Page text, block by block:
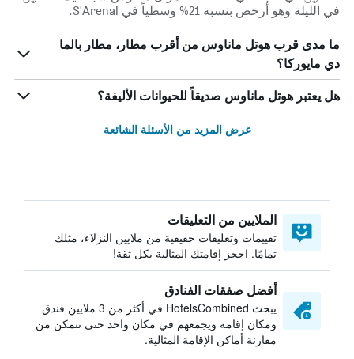
في الليلة وهو أرخص بنسبة 21% وسطياً في S'Arenal.
ما مدى قرب هوتل ماناوس من أقرب مطار، مطار بالما
دي مايوركا؟
هل يعتبر هوتل ماناوس صديقاً للحيوانات الأليفة؟
عرض المزيد من الأسئلة الشائعة
الملايين من التعليقات
تقييمات وتعليقات حقيقية من ملايين النزلاء، مثلك
تمامًا. احجز إقامتك المثالية بكل ثقة!
أفضل صفقات الفنادق
يبحث HotelsCombined في أكثر من 3 ملايين فندق
ومكان إقامة ويجمعهم في مكان واحد حتى تتمكن من
مقارنة أماكن الإقامة المثالية.